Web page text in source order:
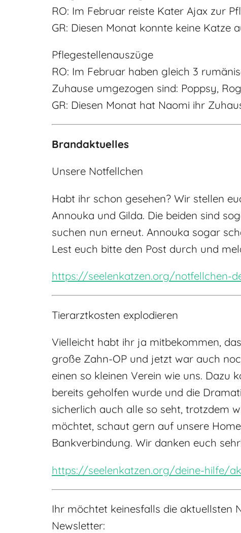
RO: Im Februar reiste Kater Ajax zur
GR: Diesen Monat konnte keine Katze
Pflegestellenauszüge
RO: Im Februar haben gleich 3
Zuhause umgezogen sind: Poppsy,
GR: Diesen Monat hat Naomi ihr
Brandaktuelles
Unsere Notfellchen
Habt ihr schon gesehen? Wir stellen
Annouka und Gilda. Die beiden sind
suchen nun erneut. Annouka sogar
Lest euch bitte den Post durch und
https://seelenkatzen.org/notfellchen-
Tierarztkosten explodieren
Vielleicht habt ihr ja mitbekommen,
große Zahn-OP und jetzt war auch
einen so kleinen Verein wie uns. Dazu
bereits geholfen wurde und die
sicherlich auch alle so seht, trotzdem
möchtet, schaut gern auf unsere
Bankverbindung. Wir danken euch
https://seelenkatzen.org/deine-hilfe/
Ihr möchtet keinesfalls die aktuellsten
Newsletter: